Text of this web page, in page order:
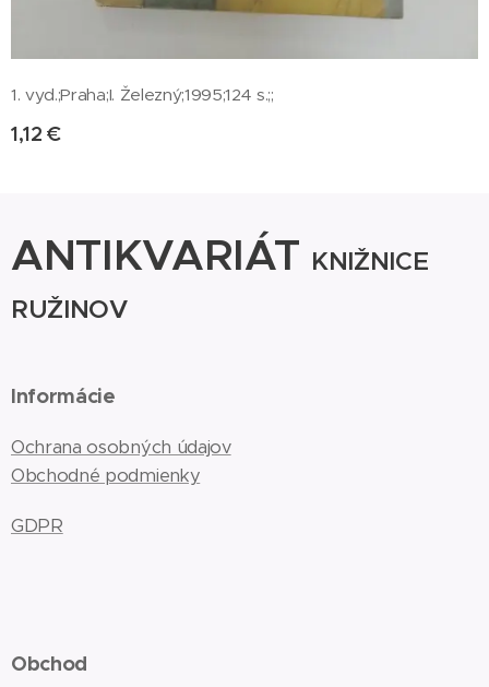
1. vyd.;Praha;I. Železný;1995;124 s.;;
1,12 €
ANTIKVARIÁT KNIŽNICE
RUŽINOV
Informácie
Ochrana osobných údajov
Obchodné podmienky
GDPR
Obchod